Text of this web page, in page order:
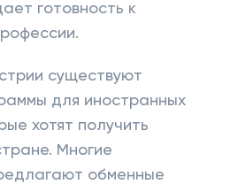
готовность к
существуют
для иностранных
хотят получить
Многие
обменные